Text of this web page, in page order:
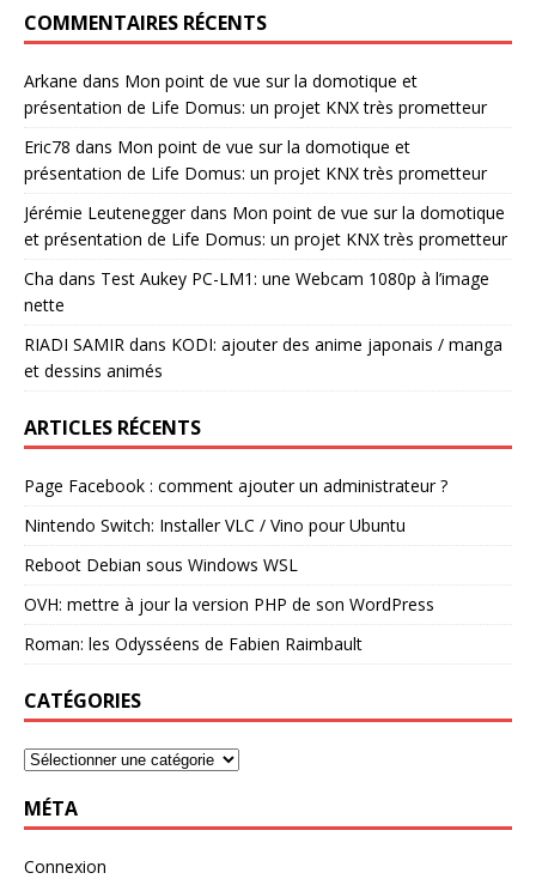
COMMENTAIRES RÉCENTS
Arkane dans Mon point de vue sur la domotique et
présentation de Life Domus: un projet KNX très prometteur
Eric78 dans Mon point de vue sur la domotique et
présentation de Life Domus: un projet KNX très prometteur
Jérémie Leuteneggerdans Mon point de vue sur la domotique
et présentation de Life Domus: un projet KNX très prometteur
Cha dans Test Aukey PC-LM1: une Webcam 1080p à l’image
nette
RIADI SAMIR dans KODI: ajouter des anime japonais / manga
et dessins animés
ARTICLES RÉCENTS
Page Facebook : comment ajouter un administrateur ?
Nintendo Switch: Installer VLC / Vino pour Ubuntu
Reboot Debian sous Windows WSL
OVH: mettre à jour la version PHP de son WordPress
Roman: les Odysséens de Fabien Raimbault
CATÉGORIES
MÉTA
Connexion